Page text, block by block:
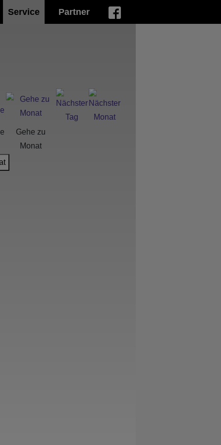
Service Partner
Gehe zu
Monat